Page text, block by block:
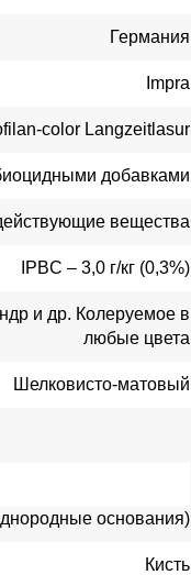
Германия
Impra
color Langzeitlasur
добавками
вещества
IPBC – 3,0 г/кг (0,3%)
и др. Колеруемое в
любые цвета
Шелковисто-матовый
основания)
Кисть